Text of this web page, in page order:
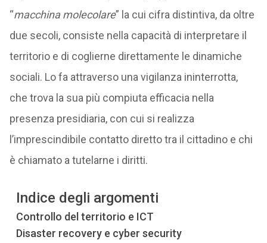
“macchina molecolare” la cui cifra distintiva, da oltre
due secoli, consiste nella capacità di interpretare il
territorio e di coglierne direttamente le dinamiche
sociali. Lo fa attraverso una vigilanza ininterrotta,
che trova la sua più compiuta efficacia nella
presenza presidiaria, con cui si realizza
l’imprescindibile contatto diretto tra il cittadino e chi
è chiamato a tutelarne i diritti.
Indice degli argomenti
Controllo del territorio e ICT
Disaster recovery e cyber security